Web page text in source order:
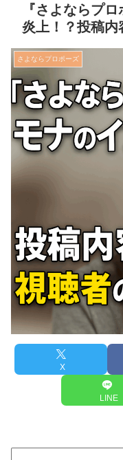
『さよならプ
炎上！？投稿内
さよならプロポーズ
X
LINE